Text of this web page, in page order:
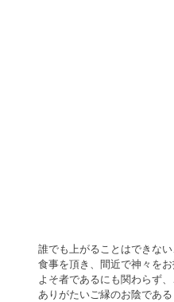
誰でも上がることはできな
食事を頂き、間近で神々を
よそ者であるにも関わらず
ありがたいご縁のお陰である